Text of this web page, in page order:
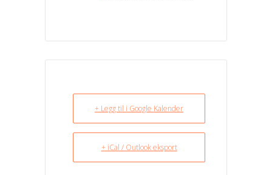
+ Legg til i Google Kalender
+ iCal / Outlook eksport